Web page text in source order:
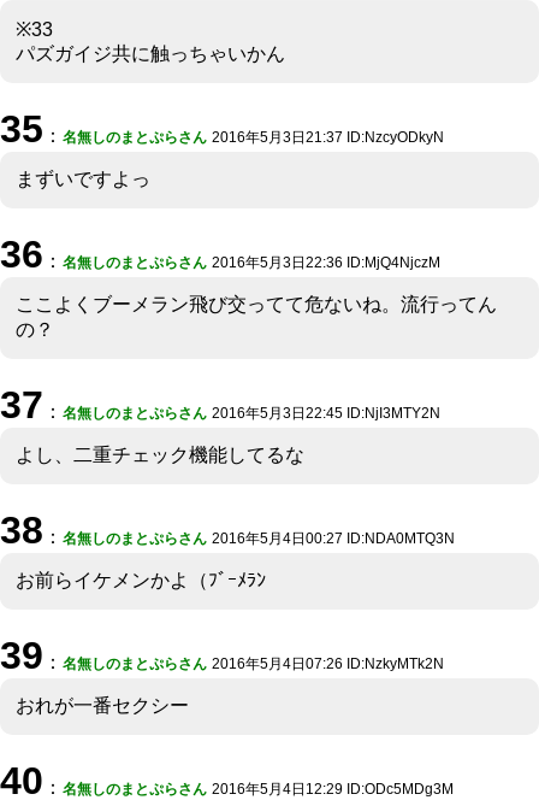
※33
パズガイジ共に触っちゃいかん
35 ： 名無しのまとぷらさん 2016年5月3日21:37 ID:NzcyODkyN
まずいですよっ
36 ： 名無しのまとぷらさん 2016年5月3日22:36 ID:MjQ4NjczM
ここよくブーメラン飛び交ってて危ないね。流行ってん
の？
37 ： 名無しのまとぷらさん 2016年5月3日22:45 ID:NjI3MTY2N
よし、二重チェック機能してるな
38 ： 名無しのまとぷらさん 2016年5月4日00:27 ID:NDA0MTQ3N
お前らイケメンかよ（ﾌﾞｰﾒﾗﾝ
39 ： 名無しのまとぷらさん 2016年5月4日07:26 ID:NzkyMTk2N
おれが一番セクシー
40 ： 名無しのまとぷらさん 2016年5月4日12:29 ID:ODc5MDg3M